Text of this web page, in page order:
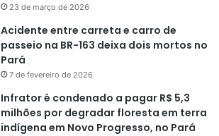
23 de março de 2026
Acidente entre carreta e carro de
passeio na BR-163 deixa dois mortos no
Pará
7 de fevereiro de 2026
Infrator é condenado a pagar R$ 5,3
milhões por degradar floresta em terra
indígena em Novo Progresso, no Pará